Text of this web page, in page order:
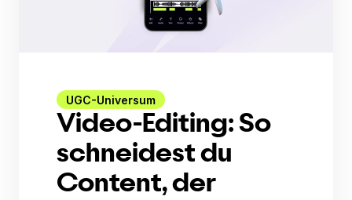
UGC-Universum
Video-Editing: So
schneidest du
Content, der